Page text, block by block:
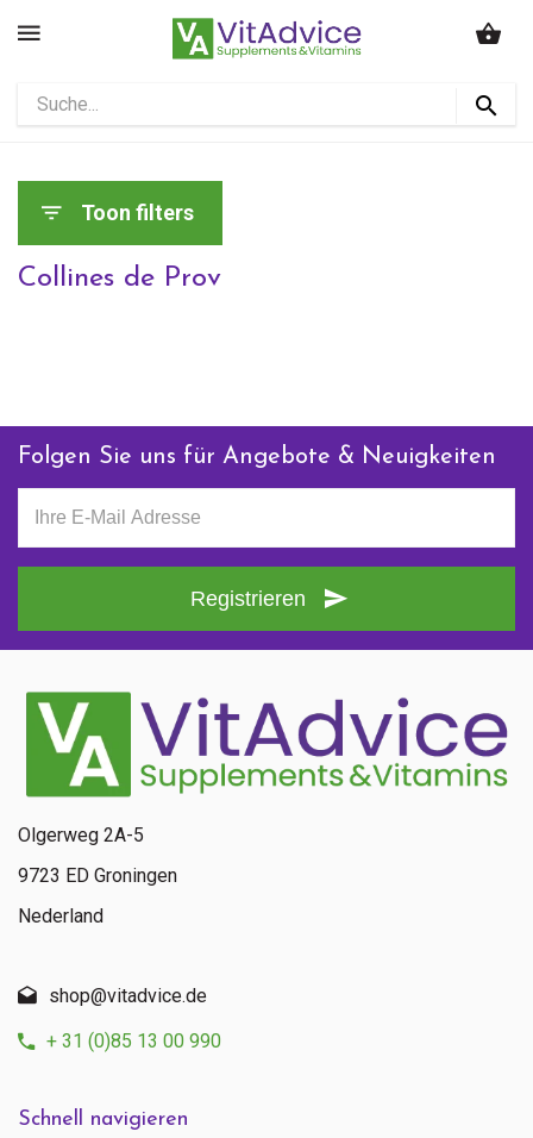
Toon filters
Collines de Prov
Folgen Sie uns für Angebote & Neuigkeiten
Registrieren
Schnell navigieren
Olgerweg 2A-5
9723 ED Groningen
Nederland
shop@vitadvice.de
+ 31 (0)85 13 00 990